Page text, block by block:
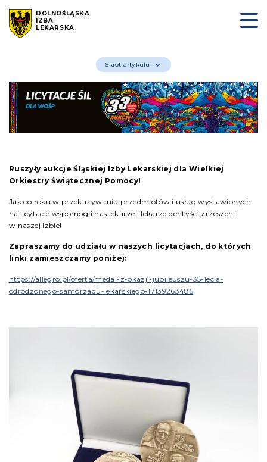
DOLNOŚLĄSKA
IZBA
LEKARSKA
Skrót artykułu
Ruszyły aukcje Śląskiej Izby Lekarskiej dla Wielkiej
Orkiestry Świątecznej Pomocy!
Jak co roku w przekazywaniu przedmiotów i usług wystawionych
na licytacje wspomogli nas lekarze i lekarze dentyści zrzeszeni
w naszej Izbie!
Zapraszamy do udziału w naszych licytacjach, do których
linki zamieszczamy poniżej:
https://allegro.pl/oferta/medal-z-okazji-jubileuszu-35-lecia-
odrodzonego-samorzadu-lekarskiego-17139263485